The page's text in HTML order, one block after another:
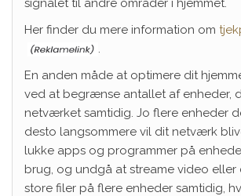
signalet til andre områder i hjemmet.
Her finder du mere information om
.
En anden måde at optimere dit
ved at begrænse antallet af enheder,
netværket samtidig. Jo flere enheder
desto langsommere vil dit netværk
lukke apps og programmer på
brug, og undgå at streame video
store filer på flere enheder samtidig,